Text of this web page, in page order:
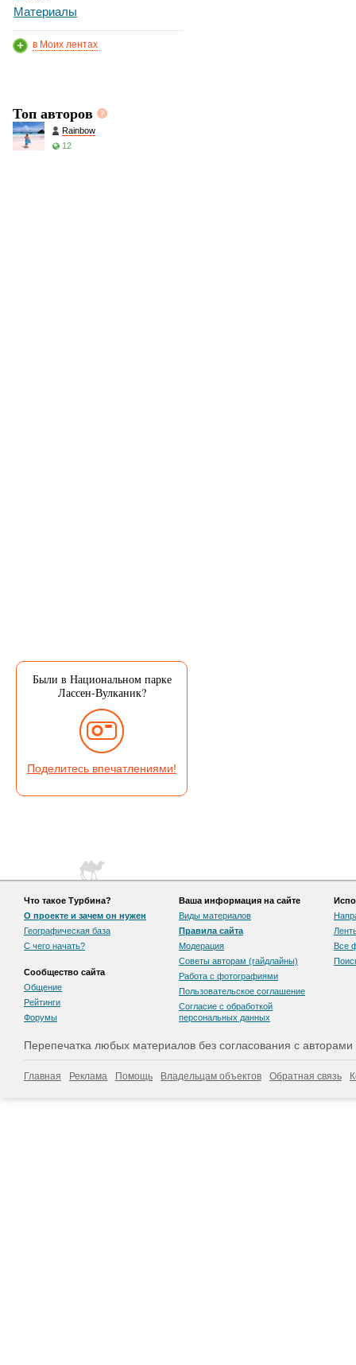
Материалы
в Моих лентах
Топ авторов
Rainbow
12
Были в Национальном парке
Лассен-Вулканик?
Поделитесь впечатлениями!
Что такое Турбина?
О проекте и зачем он нужен
Географическая база
С чего начать?
Сообщество сайта
Общение
Рейтинги
Форумы
Ваша информация на сайте
Виды материалов
Правила сайта
Модерация
Советы авторам (гайдлайны)
Работа с фотографиями
Пользовательскоe соглашение
Согласие с обработкой
персональных данных
Все
Перепечатка любых материалов без согласования с
Главная Реклама Помощь Владельцам объектов Обратная связь